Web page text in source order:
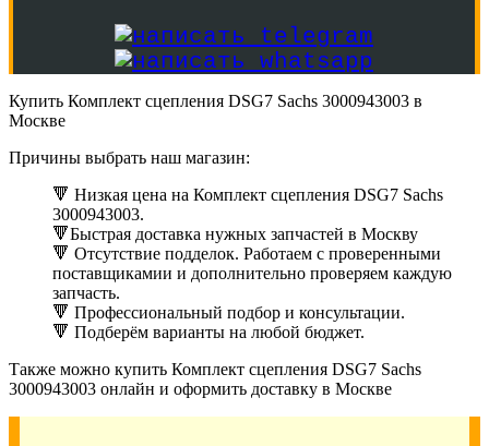
Купить Комплект сцепления DSG7 Sachs 3000943003 в
Москве
Причины выбрать наш магазин:
🔻 Низкая цена на Комплект сцепления DSG7 Sachs
3000943003.
🔻Быстрая доставка нужных запчастей в Москву
🔻 Отсутствие подделок. Работаем с проверенными
поставщикамии и дополнительно проверяем каждую
запчасть.
🔻 Профессиональный подбор и консультации.
🔻 Подберём варианты на любой бюджет.
Также можно купить Комплект сцепления DSG7 Sachs
3000943003 онлайн и оформить доставку в Москве